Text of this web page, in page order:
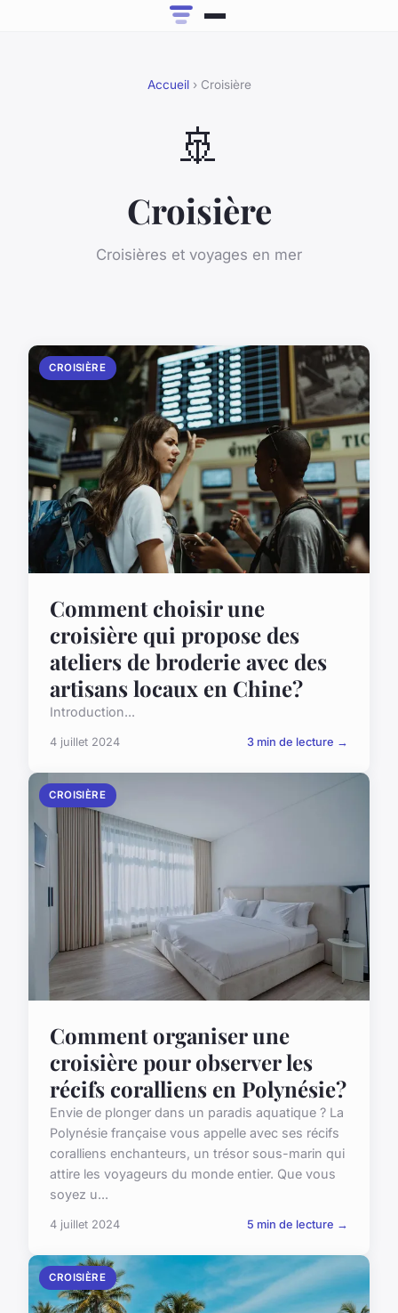
Accueil› Croisière
🚢
Croisière
Croisières et voyages en mer
CROISIÈRE
Comment choisir une
croisière qui propose des
ateliers de broderie avec des
artisans locaux en Chine?
Introduction...
4 juillet 2024 3 min de lecture →
CROISIÈRE
Comment organiser une
croisière pour observer les
récifs coralliens en Polynésie?
Envie de plonger dans un paradis aquatique ? La
Polynésie française vous appelle avec ses récifs
coralliens enchanteurs, un trésor sous-marin qui
attire les voyageurs du monde entier. Que vous
soyez u...
4 juillet 2024 5 min de lecture →
CROISIÈRE